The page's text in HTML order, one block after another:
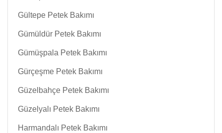
Gültepe Petek Bakımı
Gümüldür Petek Bakımı
Gümüşpala Petek Bakımı
Gürçeşme Petek Bakımı
Güzelbahçe Petek Bakımı
Güzelyalı Petek Bakımı
Harmandalı Petek Bakımı